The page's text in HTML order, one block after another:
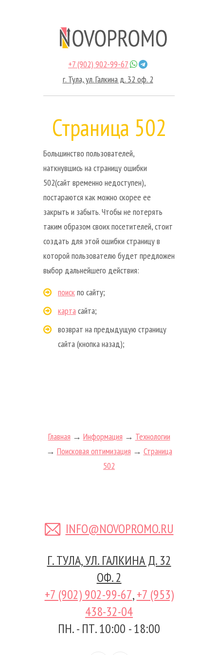
+7 (902) 902-99-67
г. Тула, ул. Галкина д. 32 оф. 2
Страница 502
Большинство пользователей,
наткнувшись на страницу ошибки
502(сайт временно недоступен),
постараются как можно скорее ее
закрыть и забыть. Чтобы не потерять
таким образом своих посетителей, стоит
создать для этой ошибки страницу в
которой пользователю будет предложен
выбор дальнейшего действия:
поискпо сайту;
картасайта;
возврат на предыдущую страницу
сайта (кнопка назад);
Главная → Информация → Технологии
→ Поисковая оптимизация → Страница
502
INFO@NOVOPROMO.RU
Г. ТУЛА, УЛ. ГАЛКИНА Д. 32
ОФ. 2
+7 (902) 902-99-67,+7 (953)
438-32-04
ПН. - ПТ. 10:00 - 18:00